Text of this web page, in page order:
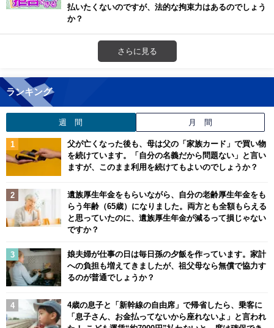
払いたくないのですが、法的な拘束力はあるのでしょう
か？
さらに見る
ランキング
週 間 月 間
父が亡くなった後も、母は父の「家族カード」で買い物
を続けています。「自分の名義だから問題ない」と言い
ますが、このまま利用を続けてもよいのでしょうか？
遺族厚生年金をもらいながら、自分の老齢厚生年金をも
らう年齢（65歳）になりました。両方とも全額もらえる
と思っていたのに、遺族厚生年金が減るって損じゃない
ですか？
娘夫婦が仕事の日は毎日孫の夕飯を作っています。家計
への負担も増えてきましたが、祖父母なら無償で協力す
るのが普通でしょうか？
4歳の息子と「新幹線の自由席」で帰省したら、乗客に
「息子さん、お金払ってないから座れないよ」と言われ